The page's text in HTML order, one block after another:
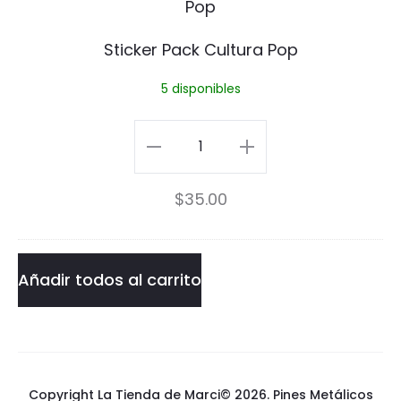
r
a
c
k
u
Sticker Pack Cultura Pop
5 disponibles
Sticker
Pack
Cultura
Pop
cantidad
$35.00
Añadir todos al carrito
Copyright La Tienda de Marci© 2026.Pines Metálicos